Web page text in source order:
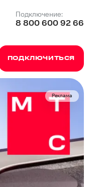
Подключение:
8 800 600 92 66
ПОДКЛЮЧИТЬСЯ
Реклама